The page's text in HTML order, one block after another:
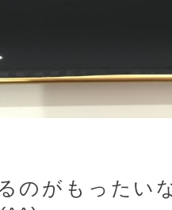
のがもったい